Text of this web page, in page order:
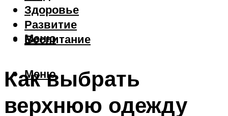
Здоровье
Развитие
Воспитание
Меню
Меню
Как выбрать
верхнюю одежду